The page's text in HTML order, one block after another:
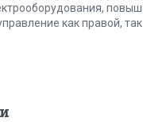
как правой, так